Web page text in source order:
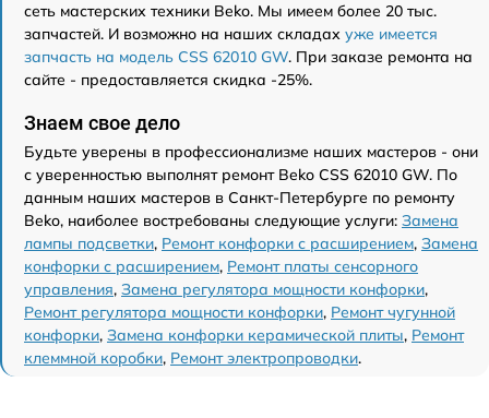
сеть мастерских техники Beko. Мы имеем более 20 тыс.
запчастей. И возможно на наших складах уже имеется
запчасть на модель CSS 62010 GW. При заказе ремонта на
сайте - предоставляется скидка -25%.
Знаем свое дело
Будьте уверены в профессионализме наших мастеров - они
с уверенностью выполнят ремонт Beko CSS 62010 GW. По
данным наших мастеров в Санкт-Петербурге по ремонту
Beko, наиболее востребованы следующие услуги: Замена
лампы подсветки, Ремонт конфорки с расширением, Замена
конфорки с расширением, Ремонт платы сенсорного
управления, Замена регулятора мощности конфорки,
Ремонт регулятора мощности конфорки, Ремонт чугунной
конфорки, Замена конфорки керамической плиты, Ремонт
клеммной коробки, Ремонт электропроводки.